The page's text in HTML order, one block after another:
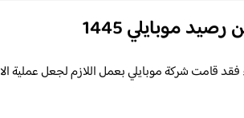
موبايلي 1445
فقد قامت شركة موبايلي بعمل اللازم لجعل